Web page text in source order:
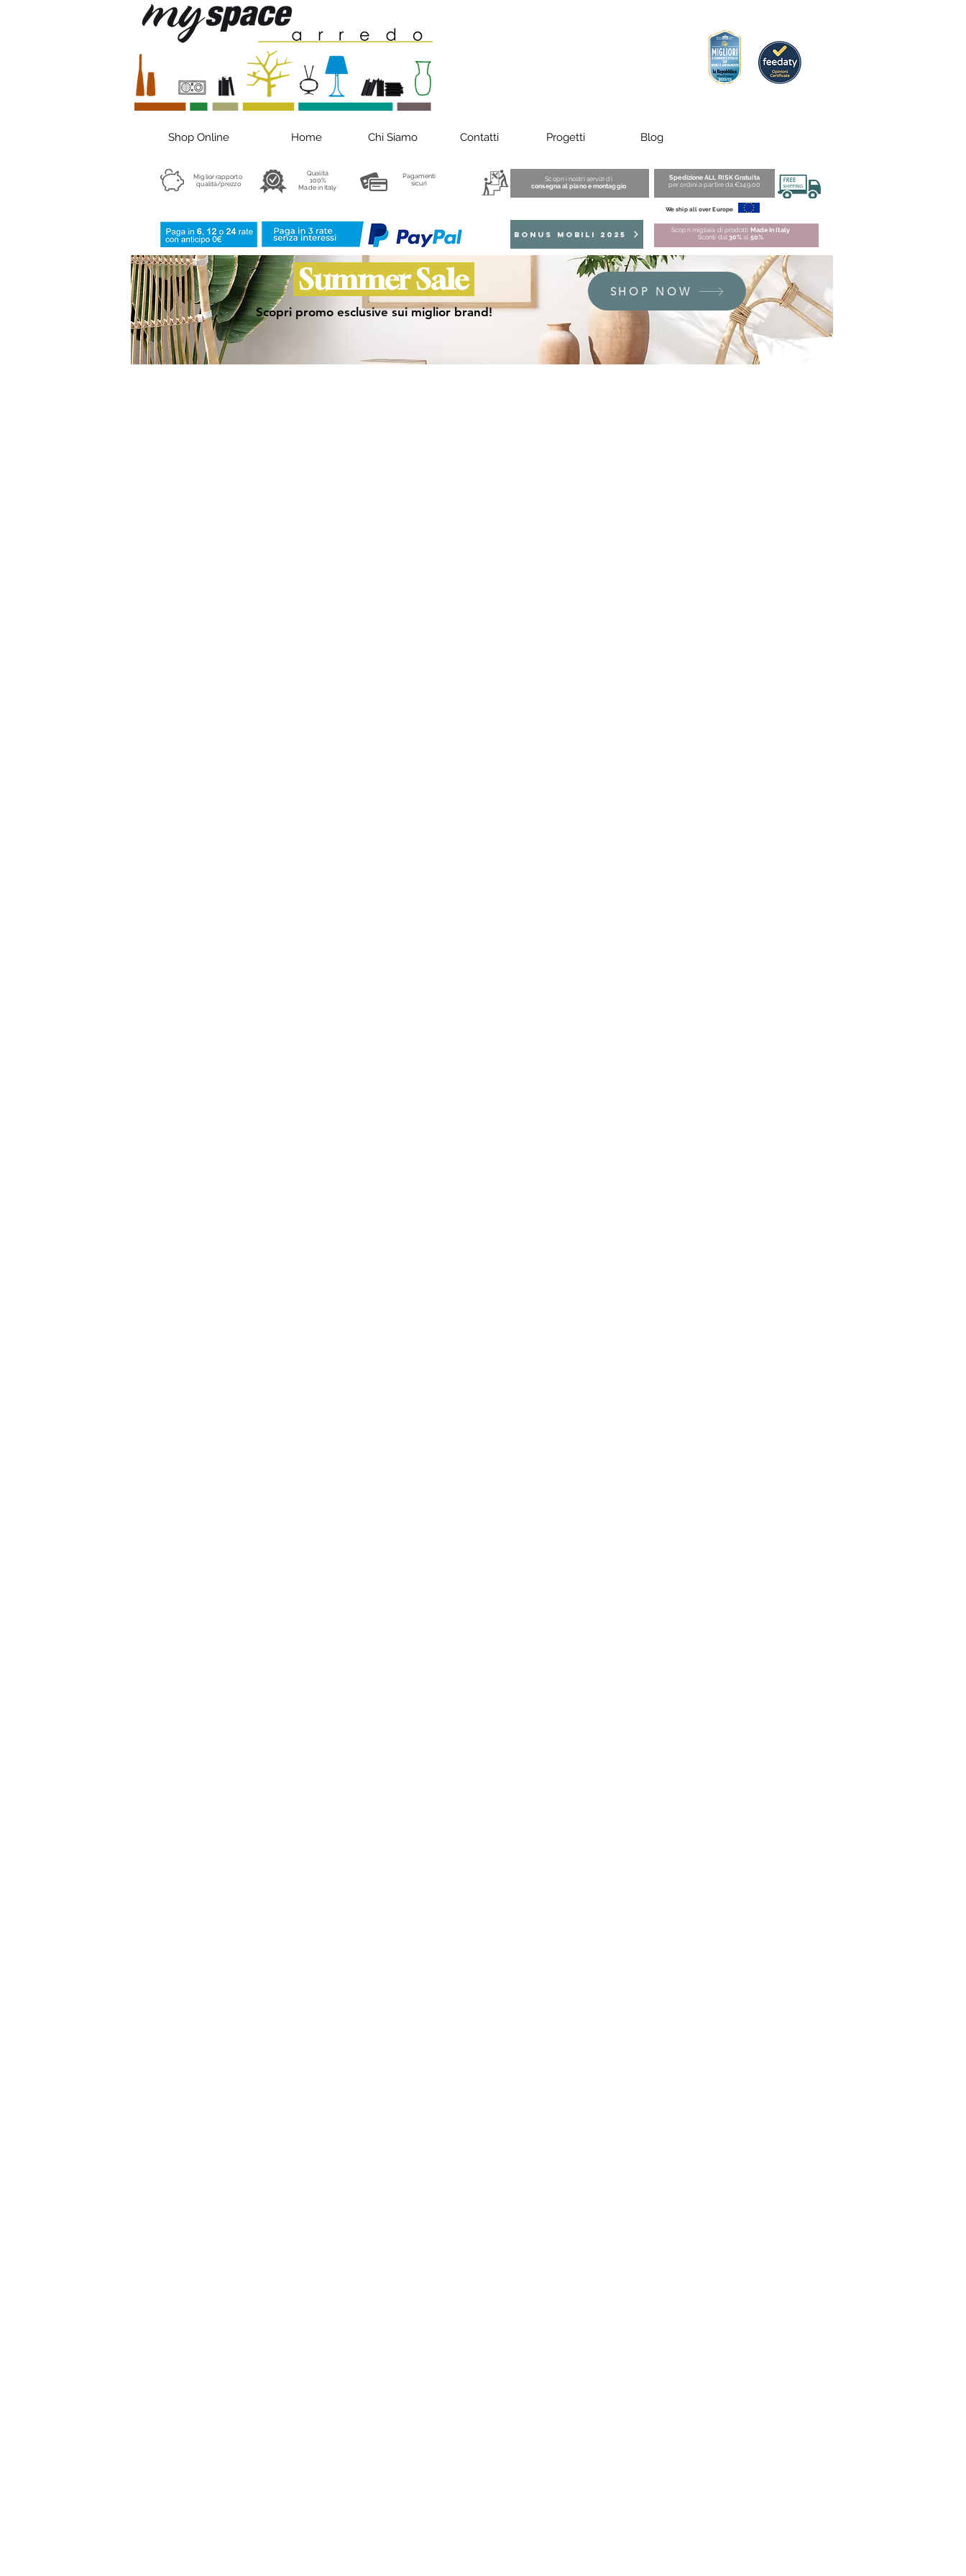
Shop Online Home Chi Siamo Contatti Progetti Blog
Miglior rapporto
qualità/prezzo
Qualità
100%
Made in Italy
Pagamenti
sicuri
Scopri i nostri servizi di
consegna al piano e montaggio
Spedizione ALL RISK Gratuita
per ordini a partire da €149,00
We ship all over Europe
BONUS MOBILI 2025 Scopri migliaia di prodotti Made in Italy
Sconti dal30% al 50%
Summer Sale
Scopri promo esclusive sui miglior brand!
SHOP NOW